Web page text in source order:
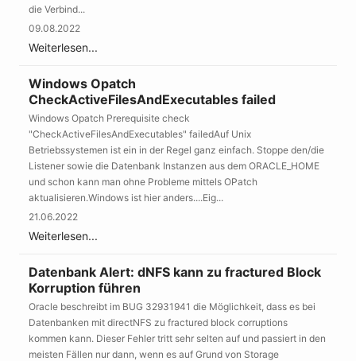
die Verbind...
09.08.2022
Weiterlesen...
Windows Opatch
CheckActiveFilesAndExecutables failed
Windows Opatch Prerequisite check
"CheckActiveFilesAndExecutables" failedAuf Unix
Betriebssystemen ist ein in der Regel ganz einfach. Stoppe den/die
Listener sowie die Datenbank Instanzen aus dem ORACLE_HOME
und schon kann man ohne Probleme mittels OPatch
aktualisieren.Windows ist hier anders....Eig...
21.06.2022
Weiterlesen...
Datenbank Alert: dNFS kann zu fractured Block
Korruption führen
Oracle beschreibt im BUG 32931941 die Möglichkeit, dass es bei
Datenbanken mit directNFS zu fractured block corruptions
kommen kann. Dieser Fehler tritt sehr selten auf und passiert in den
meisten Fällen nur dann, wenn es auf Grund von Storage